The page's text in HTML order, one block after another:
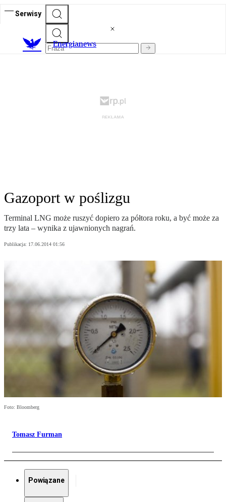
Serwisy
Energianews
Gazoport w poślizgu
Terminal LNG może ruszyć dopiero za półtora roku, a być może za
trzy lata – wynika z ujawnionych nagrań.
Publikacja: 17.06.2014 01:56
Foto: Bloomberg
Tomasz Furman
Powiązane